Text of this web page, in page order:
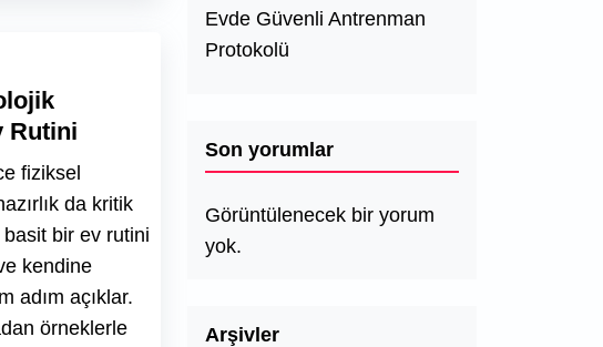
Rutini
fiziksel
da kritik
basit bir ev rutini
kendine
adım açıklar.
örneklerle
Evde Güvenli Antrenman
Protokolü
Son yorumlar
Görüntülenecek bir yorum
yok.
Arşivler